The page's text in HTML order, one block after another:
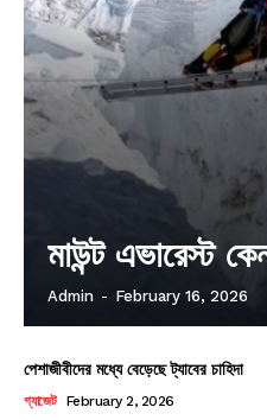
মাউন্ট এভারেস্ট
Admin - February 16, 2026
পেশাজীবীদের মধ্যে বেড়েছে ট্যাবের চাহিদা
গ্যাজেট February 2, 2026